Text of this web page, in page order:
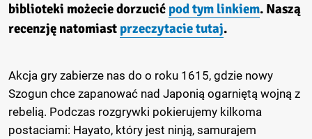
biblioteki możecie dorzucić pod tym linkiem. Naszą
recenzję natomiast przeczytacie tutaj.
Akcja gry zabierze nas do o roku 1615, gdzie nowy
Szogun chce zapanować nad Japonią ogarniętą wojną z
rebelią. Podczas rozgrywki pokierujemy kilkoma
postaciami: Hayato, który jest ninją, samurajem